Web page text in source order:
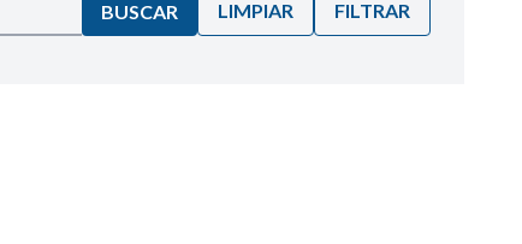
BUSCAR LIMPIAR FILTRAR